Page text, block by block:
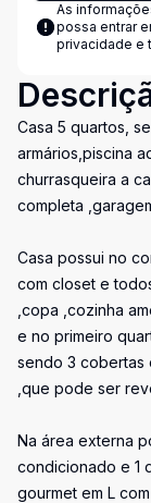
As
possa entrar
privacidade e
Casa 5 quartos,
armários,piscina
churrasqueira a
completa
Casa possui no
com closet e
,copa ,cozinha
e no primeiro
sendo 3 cobertas
,que pode ser
Na área externa
condicionado e 1
gourmet em L